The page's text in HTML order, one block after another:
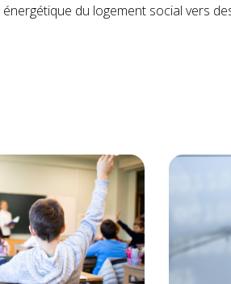
énergétique du logement social vers